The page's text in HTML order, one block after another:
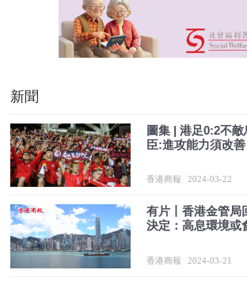
新聞
圖集 | 港足0:2不
臣:進攻能力須改善
香港商報 2024-03-22
有片丨香港金管局
決定：高息環境或
香港商報 2024-03-21